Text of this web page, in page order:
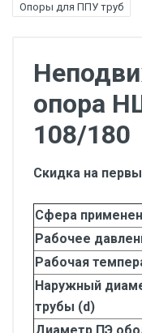
Опоры для ППУ труб
опора
108/180
Скидка на
Сфера
Рабочее
Рабочая
Наружный
трубы (d)